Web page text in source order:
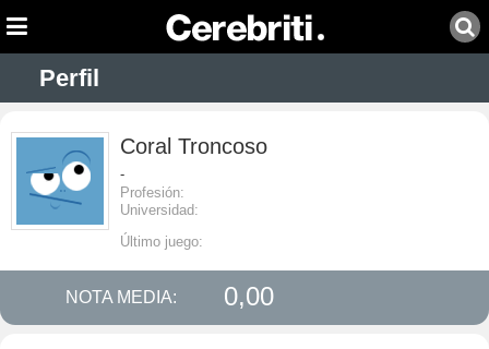
Perfil
Coral Troncoso
-
Profesión:
Universidad:
Último juego:
NOTA MEDIA: 0,00